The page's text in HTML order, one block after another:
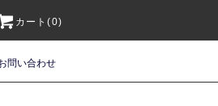
カート(0)
問い合わせ